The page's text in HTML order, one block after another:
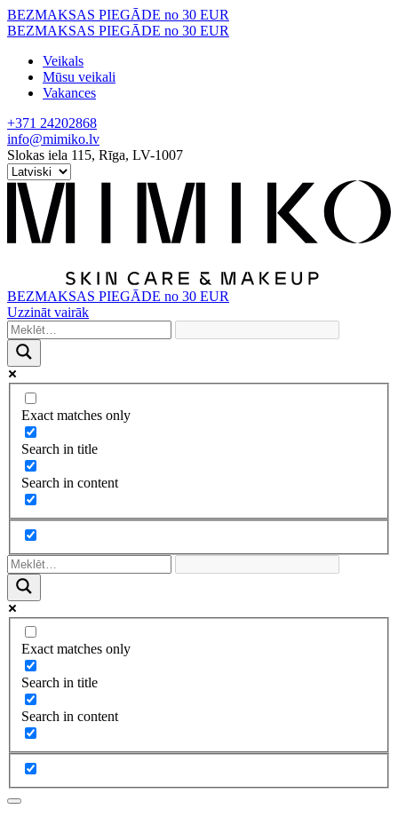
Skip
to
BEZMAKSAS PIEGĀDE no 30 EUR
BEZMAKSAS PIEGĀDE no 30 EUR
Veikals
Mūsu veikali
Vakances
+371 24202868
info@mimiko.lv
Slokas iela 115, Rīga, LV-1007
BEZMAKSAS PIEGĀDE no 30 EUR
Uzzināt vairāk
Exact matches only
Search in title
Search in content
Exact matches only
Search in title
Search in content